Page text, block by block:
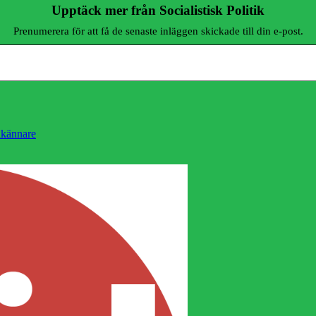
Upptäck mer från Socialistisk Politik
Prenumerera för att få de senaste inläggen skickade till din e-post.